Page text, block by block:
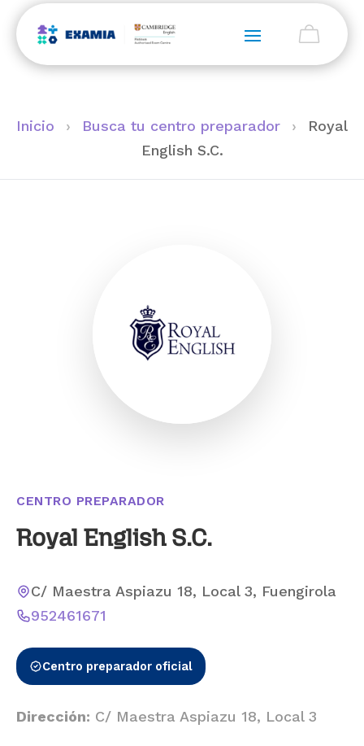
Inicio › Busca tu centro preparador ›
Royal
English S.C.
CENTRO PREPARADOR
Royal English S.C.
C/ Maestra Aspiazu 18, Local 3, Fuengirola
952461671
Centro preparador oficial
Dirección: C/ Maestra Aspiazu 18, Local 3